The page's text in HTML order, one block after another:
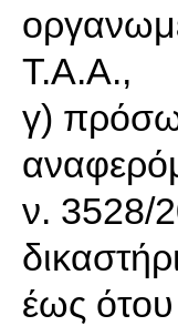
Τ.Α.Α.,
γ)
ν. 3528/
έως ότου